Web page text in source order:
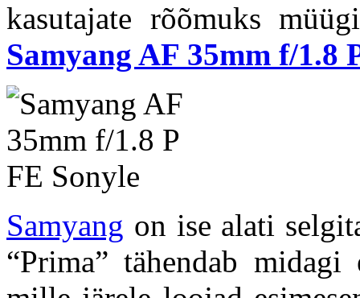
kasutajate rõõmuks
Samyang AF 35mm f/1.8
Samyang on ise alati
“Prima” tähendab